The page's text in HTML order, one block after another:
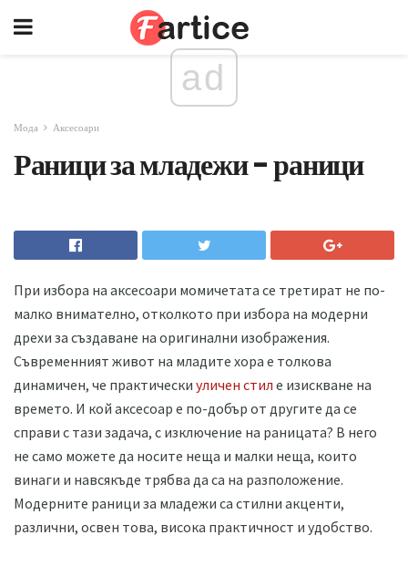
ad
Мода Аксесоари
Раници за младежи - раници
При избора на аксесоари момичетата се третират не по-
малко внимателно, отколкото при избора на модерни
дрехи за създаване на оригинални изображения.
Съвременният живот на младите хора е толкова
динамичен, че практически уличен стил е изискване на
времето. И кой аксесоар е по-добър от другите да се
справи с тази задача, с изключение на раницата? В него
не само можете да носите неща и малки неща, които
винаги и навсякъде трябва да са на разположение.
Модерните раници за младежи са стилни акценти,
различни, освен това, висока практичност и удобство.